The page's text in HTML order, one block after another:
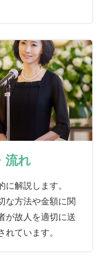
流れ
解説します。
な方法や金額に関
が故人を適切に送
ています。